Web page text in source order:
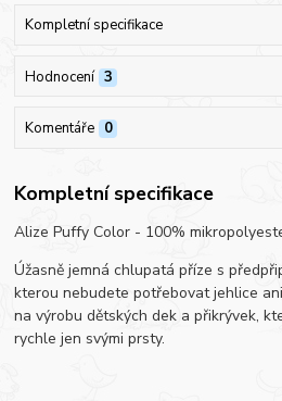
Kompletní specifikace
Hodnocení 3
Komentáře 0
Kompletní specifikace
Alize Puffy Color - 100%
Úžasně jemná chlupatá příze s
kterou nebudete potřebovat jehlice
na výrobu dětských dek a přikrývek,
rychle jen svými prsty.